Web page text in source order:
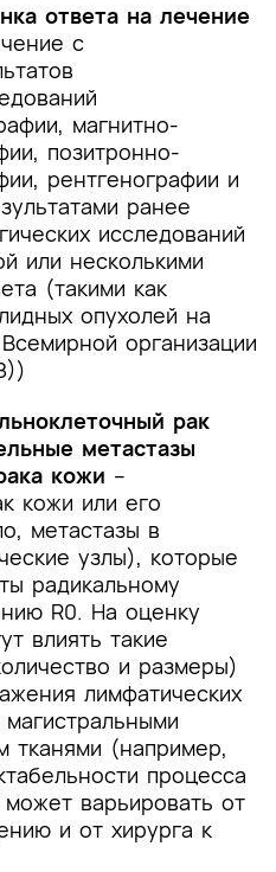
ответа на лечение
с
магнитно-
позитронно-
рентгенографии и
ранее
исследований
или несколькими
(такими как
опухолей на
организации
рак
метастазы
кожи –
кожи или его
метастазы в
узлы), которые
радикальному
R0. На оценку
влиять такие
и размеры)
лимфатических
тканями (например,
процесса
варьировать от
и от хирурга к